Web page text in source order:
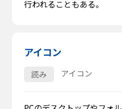
行われることもある。
アイコン
読み アイコン